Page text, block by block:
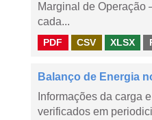
Marginal de Operação
cada...
PDF CSV XLSX
Balanço de Energia
Informações da carga
verificados em